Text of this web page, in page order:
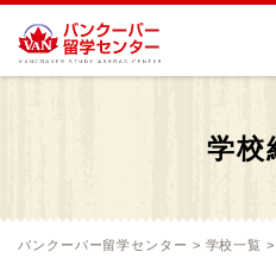
学校
バンクーバー留学センター > 学校一覧 >